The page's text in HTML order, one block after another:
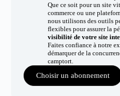
Que ce soit pour un site
commerce ou une
nous utilisons des outils
flexibles pour assurer la
visibilité de votre site
Faites confiance à notre
démarquer de la
camptort.
Choisir un abonnement